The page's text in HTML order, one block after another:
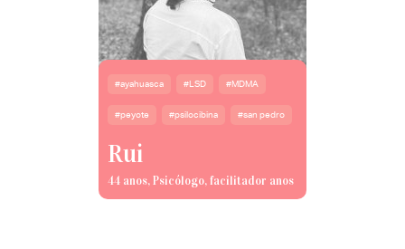
#ayahuasca #LSD #MDMA
#peyote #psilocibina #san pedro
Rui
44 anos, Psicólogo, facilitador anos